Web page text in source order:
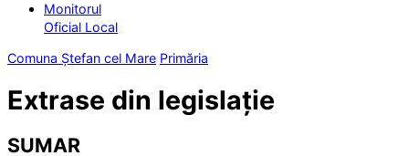
Monitorul
Oficial Local
Comuna Ștefan cel Mare Primăria
Extrase din legislație
SUMAR